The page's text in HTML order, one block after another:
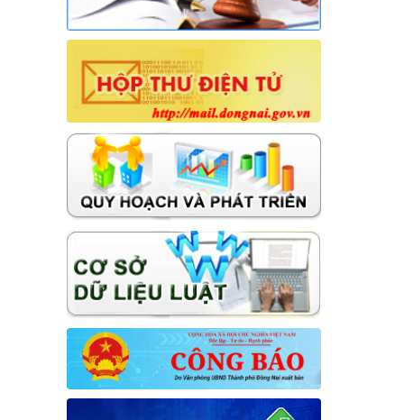
2026 (đợt 1) xã Hưng Thịnh
Thời gian đăng: 31/07/2026
14/NQ-HĐND
Nghị quyết về việc sắp xếp, tổ chức
lại các ấp trên địa bàn xã Hưng Thịnh
Thời gian đăng: 31/07/2026
lượt xem: 24 | lượt tải:12
13/NQ-TTHĐND
Nghị quyết về chương trình giám sát
của Thường trực Hội đồng nhân dân
xã Hưng Thịnh năm 2026
Thời gian đăng: 31/07/2026
lượt xem: 26 | lượt tải:16
01/2026/NQ-HĐND
Nghị quyết Ban hành Quy chế làm
việc của Hội đồng nhân dân, Thường
trực Hội đồng nhân dân, các Ban của
Hội đồng nhân dân, Tổ đại biểu Hội
đồng nhân dân và đại biểu Hội đồng